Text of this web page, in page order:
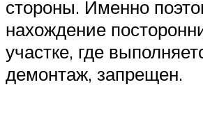
стороны. Именно
нахождение
участке, где
демонтаж, запрещен.